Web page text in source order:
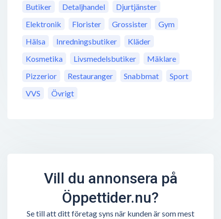
Butiker
Detaljhandel
Djurtjänster
Elektronik
Florister Grossister
Gym
Hälsa
Inredningsbutiker
Kläder
Kosmetika
Livsmedelsbutiker
Mäklare
Pizzerior
Restauranger Snabbmat
Sport
VVS
Övrigt
Vill du annonsera på
Öppettider.nu?
Se till att ditt företag syns när kunden är som mest